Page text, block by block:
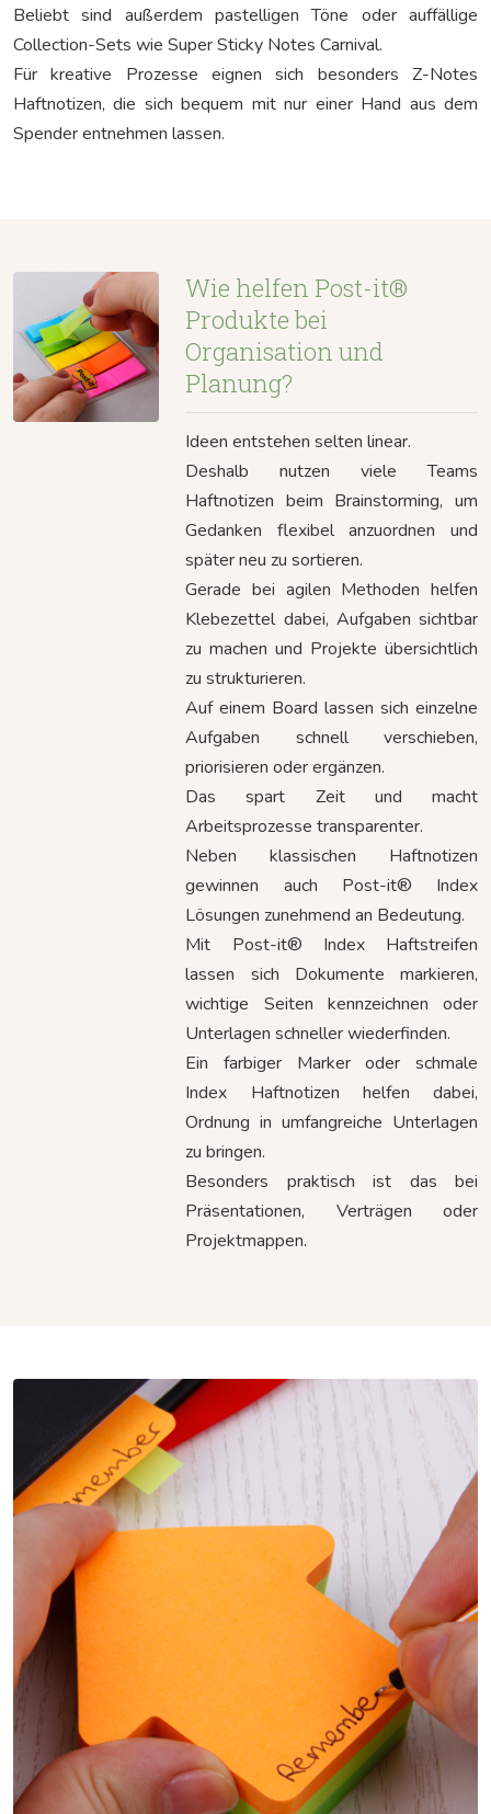
Beliebt sind außerdem pastelligen Töne oder auffällige
Collection-Sets wie Super Sticky Notes Carnival.
Für kreative Prozesse eignen sich besonders Z-Notes
Haftnotizen, die sich bequem mit nur einer Hand aus dem
Spender entnehmen lassen.
Wie helfen Post-it®
Produkte bei
Organisation und
Planung?
Ideen entstehen selten linear.
Deshalb nutzen viele Teams
Haftnotizen beim Brainstorming, um
Gedanken flexibel anzuordnen und
später neu zu sortieren.
Gerade bei agilen Methoden helfen
Klebezettel dabei, Aufgaben sichtbar
zu machen und Projekte übersichtlich
zu strukturieren.
Auf einem Board lassen sich einzelne
Aufgaben schnell verschieben,
priorisieren oder ergänzen.
Das spart Zeit und macht
Arbeitsprozesse transparenter.
Neben klassischen Haftnotizen
gewinnen auch Post-it® Index
Lösungen zunehmend an Bedeutung.
Mit Post-it® Index Haftstreifen
lassen sich Dokumente markieren,
wichtige Seiten kennzeichnen oder
Unterlagen schneller wiederfinden.
Ein farbiger Marker oder schmale
Index Haftnotizen helfen dabei,
Ordnung in umfangreiche Unterlagen
zu bringen.
Besonders praktisch ist das bei
Präsentationen, Verträgen oder
Projektmappen.